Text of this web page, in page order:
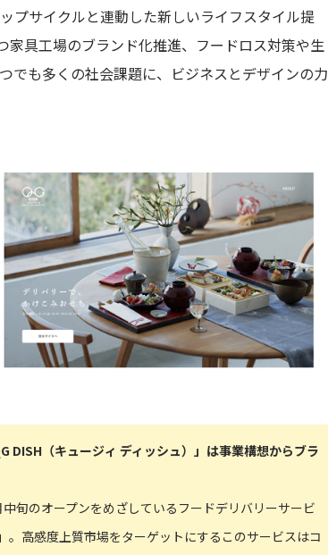
プサイクルと連動した新しいライフスタイル提
具工場のブランド化推進、フードロス対策や生
でも多くの社会課題に、ビジネスとデザインの力
DISH（キュージィ ディッシュ）」は事業構想からブラ
旬のオープンをめざしているフードデリバリーサービ
。高感度上質市場をターゲットにするこのサービスはコ